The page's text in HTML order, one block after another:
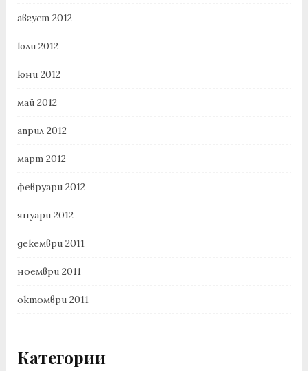
август 2012
юли 2012
юни 2012
май 2012
април 2012
март 2012
февруари 2012
януари 2012
декември 2011
ноември 2011
октомври 2011
Категории